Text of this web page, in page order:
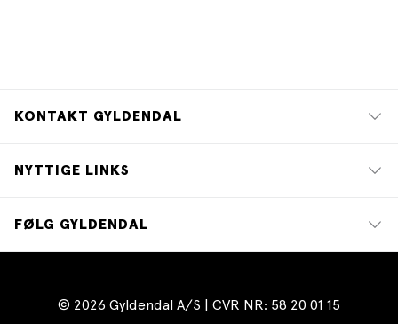
KONTAKT GYLDENDAL
NYTTIGE LINKS
FØLG GYLDENDAL
© 2026 Gyldendal A/S | CVR NR: 58 20 01 15